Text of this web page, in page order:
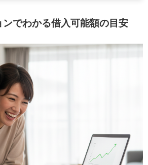
ンでわかる借入可能額の目安